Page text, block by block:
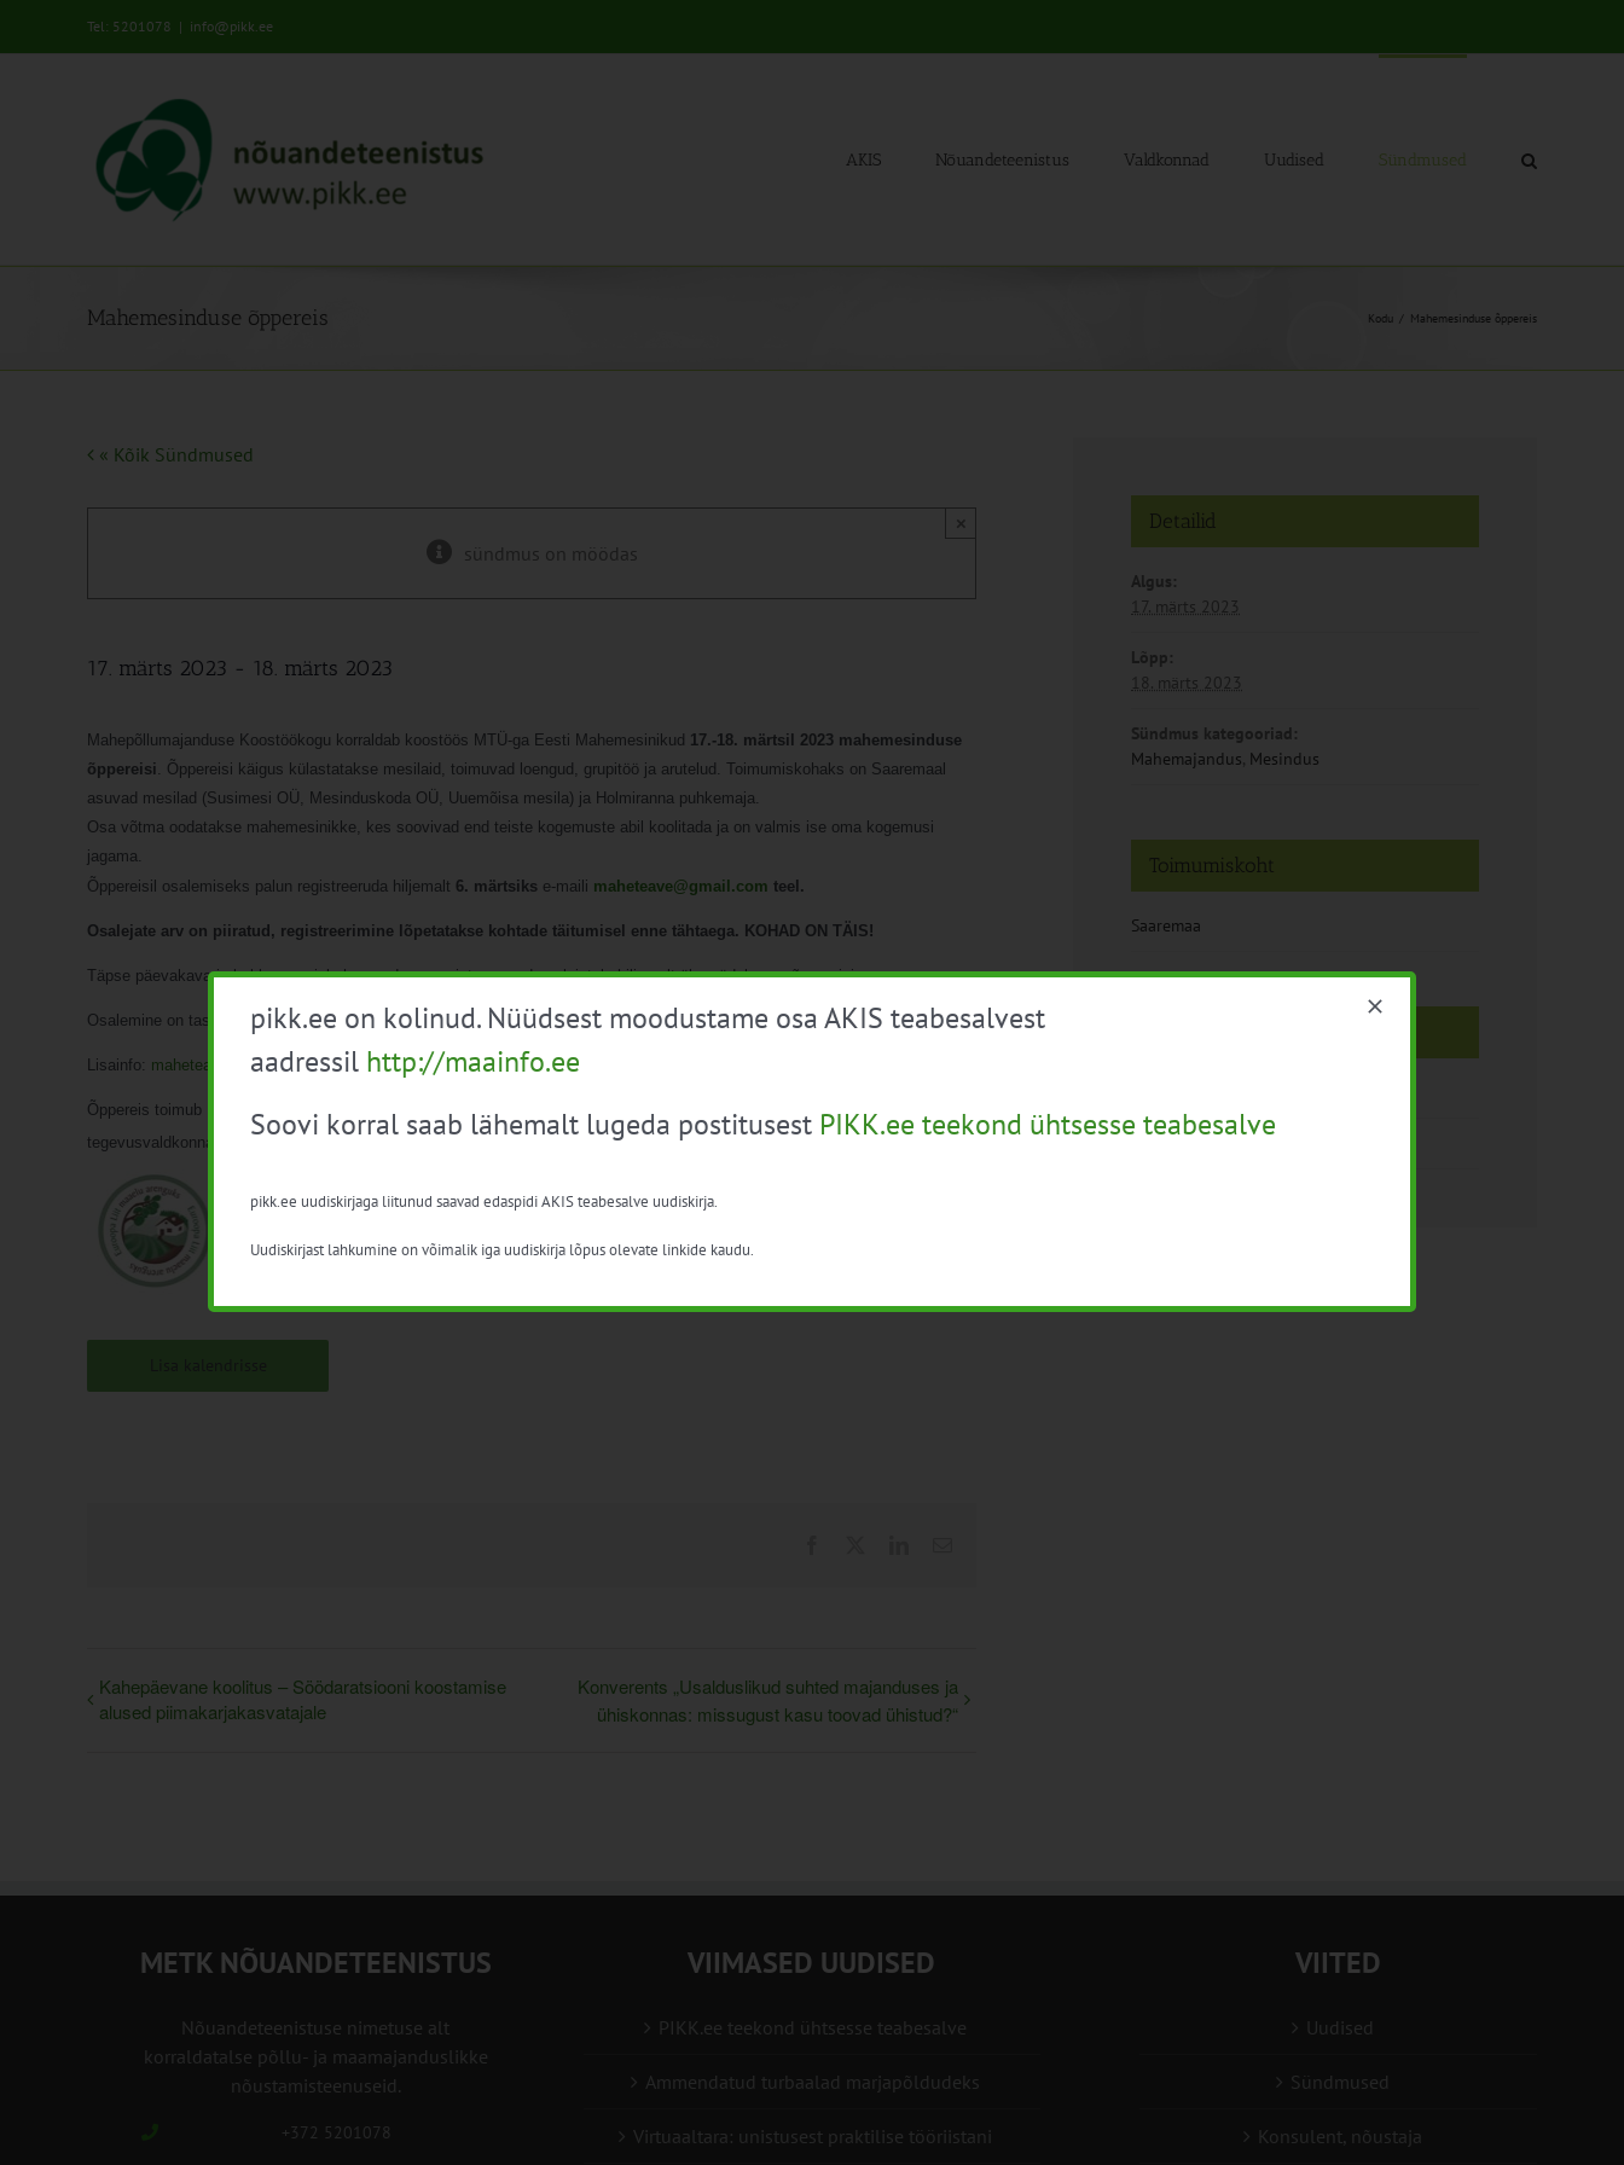
Tel: 5201078 | info@pikk.ee
AKIS Nõuandeteenistus Valdkonnad Uudised Sündmused
Mahemesinduse õppereis Kodu Mahemesinduse õppereis
« Kõik Sündmused
sündmus on möödas
×
17. märts 2023 - 18. märts 2023
Mahepõllumajanduse Koostöökogu korraldab koostöös MTÜ-ga Eesti Mahemesinikud 17.-18. märtsil 2023 mahemesinduse
õppereisi. Õppereisi käigus külastatakse mesilaid, toimuvad loengud, grupitöö ja arutelud. Toimumiskohaks on Saaremaal
asuvad mesilad (Susimesi OÜ, Mesinduskoda OÜ, Uuemõisa mesila) ja Holmiranna puhkemaja.
Osa võtma oodatakse mahemesinikke, kes soovivad end teiste kogemuste abil koolitada ja on valmis ise oma kogemusi
jagama.
Õppereisil osalemiseks palun registreeruda hiljemalt 6. märtsiks e-maili maheteave@gmail.com teel.
Osalejate arv on piiratud, registreerimine lõpetatakse kohtade täitumisel enne tähtaega. KOHAD ON TÄIS!
Täpse päevakava ja kokkusaamiskoha saadame registreerunud osalejatele hiljemalt üks nädal enne õppereisi.
Osalemine on tasuta.
Lisainfo: maheteave@gmail.com
Õppereis toimub MAK 2014-2020 meetme „Teadmussiirde programm põllumajanduse, toidu ja maamajanduse
tegevusvaldkonnas“ mahemajanduse valdkonna raames, toetab Euroopa Liit.
Kahepäevane koolitus – Söödaratsiooni koostamise
alused piimakarjakasvatajale
Konverents „Usalduslikud suhted majanduses ja
ühiskonnas: missugust kasu toovad ühistud?“
Detailid
Algus:
17. märts 2023
Lõpp:
18. märts 2023
Sündmus kategooriad:
Mahemajandus, Mesindus
Toimumiskoht
Saaremaa
METK NÕUANDETEENISTUS
Nõuandeteenistuse nimetuse alt
korraldatalse põllu- ja maamajanduslikke
nõustamisteenuseid.
+372 5201078
VIIMASED UUDISED
PIKK.ee teekond ühtsesse teabesalve
Ammendatud turbaalad marjapõldudeks
Virtuaaltara: unistusest praktilise tööriistani
VIITED
Uudised
Sündmused
Konsulent, nõustaja
pikk.ee on kolinud. Nüüdsest moodustame osa AKIS teabesalvest
aadressil http://maainfo.ee
Soovi korral saab lähemalt lugeda postitusest PIKK.ee teekond ühtsesse teabesalve
pikk.ee uudiskirjaga liitunud saavad edaspidi AKIS teabesalve uudiskirja.
Uudiskirjast lahkumine on võimalik iga uudiskirja lõpus olevate linkide kaudu.